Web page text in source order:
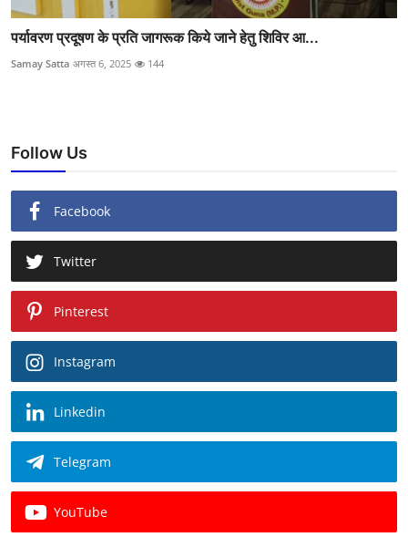
पर्यावरण प्रदूषण के प्रति जागरूक किये जाने हेतु शिविर आ...
Samay Satta अगस्त 6, 2025 144
Follow Us
Facebook
Twitter
Pinterest
Instagram
Linkedin
Telegram
YouTube